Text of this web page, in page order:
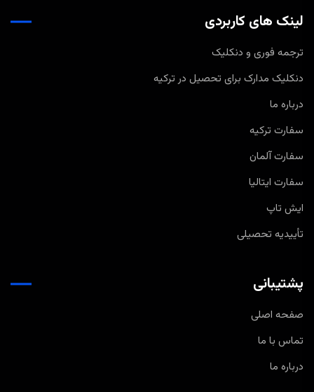
لینک های کاربردی
ترجمه فوری و دنکلیک
دنکلیک مدارک برای تحصیل در ترکیه
درباره ما
سفارت ترکیه
سفارت آلمان
سفارت ایتالیا
ایش تاپ
تأییدیه تحصیلی
پشتیبانی
صفحه اصلی
تماس با ما
درباره ما